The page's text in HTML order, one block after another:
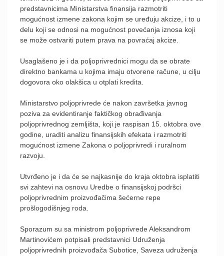
predstavnicima Ministarstva finansija razmotriti
mogućnost izmene zakona kojim se uređuju akcize, i to u
delu koji se odnosi na mogućnost povećanja iznosa koji
se može ostvariti putem prava na povraćaj akcize.
Usaglašeno je i da poljoprivrednici mogu da se obrate
direktno bankama u kojima imaju otvorene račune, u cilju
dogovora oko olakšica u otplati kredita.
Ministarstvo poljoprivrede će nakon završetka javnog
poziva za evidentiranje faktičkog obrađivanja
poljoprivrednog zemljišta, koji je raspisan 15. oktobra ove
godine, uraditi analizu finansijskih efekata i razmotriti
mogućnost izmene Zakona o poljoprivredi i ruralnom
razvoju.
Utvrđeno je i da će se najkasnije do kraja oktobra isplatiti
svi zahtevi na osnovu Uredbe o finansijskoj podršci
poljoprivrednim proizvođačima šećerne repe
prošlogodišnjeg roda.
Sporazum su sa ministrom poljoprivrede Aleksandrom
Martinovićem potpisali predstavnici Udruženja
poljoprivrednih proizvođača Subotice, Saveza udruženja